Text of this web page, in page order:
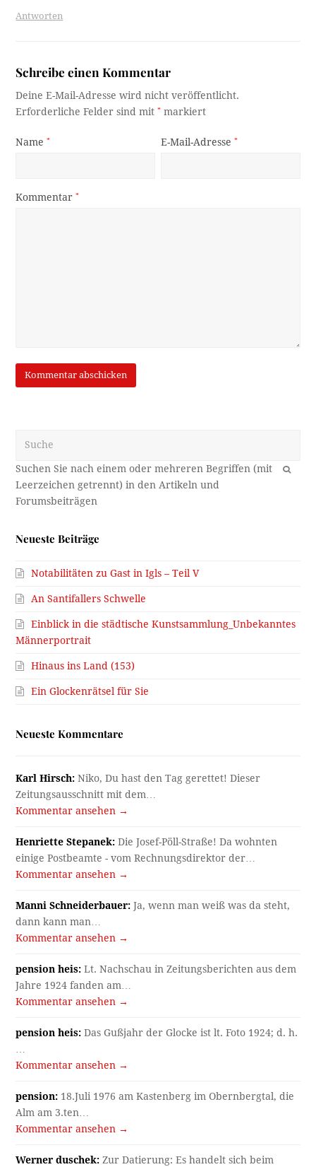
Antworten
Schreibe einen Kommentar
Deine E-Mail-Adresse wird nicht veröffentlicht.
Erforderliche Felder sind mit* markiert
Name* E-Mail-Adresse*
Kommentar*
OK
Neueste Beiträge
Notabilitäten zu Gast in Igls – Teil V
An Santifallers Schwelle
Einblick in die städtische Kunstsammlung_Unbekanntes
Männerportrait
Hinaus ins Land (153)
Ein Glockenrätsel für Sie
Neueste Kommentare
Karl Hirsch: Niko, Du hast den Tag gerettet! Dieser
Zeitungsausschnitt mit dem…
Kommentar ansehen →
Henriette Stepanek: Die Josef-Pöll-Straße! Da wohnten
einige Postbeamte - vom Rechnungsdirektor der…
Kommentar ansehen →
Manni Schneiderbauer: Ja, wenn man weiß was da steht,
dann kann man…
Kommentar ansehen →
pension heis: Lt. Nachschau in Zeitungsberichten aus dem
Jahre 1924 fanden am…
Kommentar ansehen →
pension heis: Das Gußjahr der Glocke ist lt. Foto 1924; d. h.
Kommentar ansehen →
pension: 18.Juli 1976 am Kastenberg im Obernbergtal, die
Alm am 3.ten…
Kommentar ansehen →
Werner duschek: Zur Datierung: Es handelt sich beim